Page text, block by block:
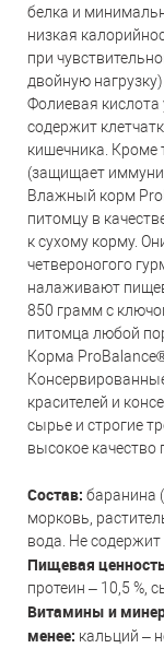
белка и
низкая
при
двойную
Фолиевая
содержит
кишечника. Кроме
(защищает
Влажный корм
питомцу в
к сухому корму.
четвероногого
налаживают
850 грамм с
питомца любой
Корма
красителей и
сырье и строгие
высокое качество
Состав: баранина
морковь,
вода. Не
Пищевая
протеин – 10,5 %,
Витамины и
менее: кальций –